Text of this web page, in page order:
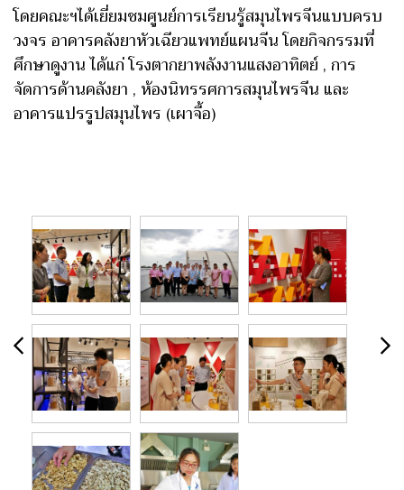
โดยคณะฯได้เยี่ยมชมศูนย์การเรียนรู้สมุนไพรจีนแบบครบ
วงจร อาคารคลังยาหัวเฉียวแพทย์แผนจีน โดยกิจกรรมที่
ศึกษาดูงาน ได้แก่ โรงตากยาพลังงานแสงอาทิตย์ , การ
จัดการด้านคลังยา , ห้องนิทรรศการสมุนไพรจีน และ
อาคารแปรรูปสมุนไพร (เผาจื้อ)